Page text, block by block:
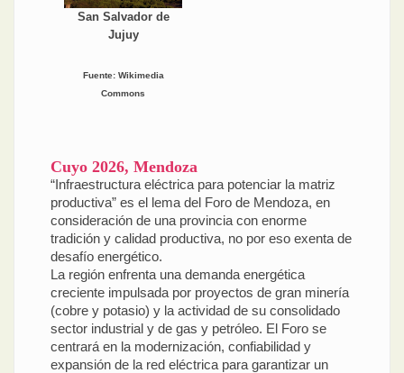
San Salvador de
Jujuy
Fuente: Wikimedia
Commons
Cuyo 2026, Mendoza
“Infraestructura eléctrica para potenciar la matriz
productiva” es el lema del Foro de Mendoza, en
consideración de una provincia con enorme
tradición y calidad productiva, no por eso exenta de
desafío energético.
La región enfrenta una demanda energética
creciente impulsada por proyectos de gran minería
(cobre y potasio) y la actividad de su consolidado
sector industrial y de gas y petróleo. El Foro se
centrará en la modernización, confiabilidad y
expansión de la red eléctrica para garantizar un